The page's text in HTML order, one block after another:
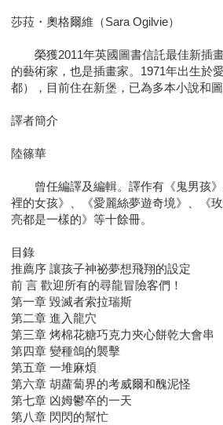
莎菈・奧格爾維（Sara Ogilvie）
榮獲2011年英國圖書信託最佳新插
的藝術家，也是插畫家。1971年出生於
都），目前住在新堡，已為多本小說和圖
譯者簡介
陸篠華
曾任編譯及編輯。譯作有《鬼男孩》
裡的女孩》、《愛麗絲夢遊奇境》、《
亮都是一樣的》等十餘冊。
目錄
推薦序 讓孩子神祕夢想飛翔的設定
前 言 歡迎所有的尋龍冒險客們！
第一章 毀滅者索拉瑞斯
第二章 進入龍穴
第三章 烤棉花糖巧克力夾心餅乾大會串
第四章 變種鴿的襲擊
第五章 一堆麻煩
第六章 胡蘿蔔界的考威爾和醜泥怪
第七章 凶姆鬱卒的一天
第八章 閃閃的幫忙